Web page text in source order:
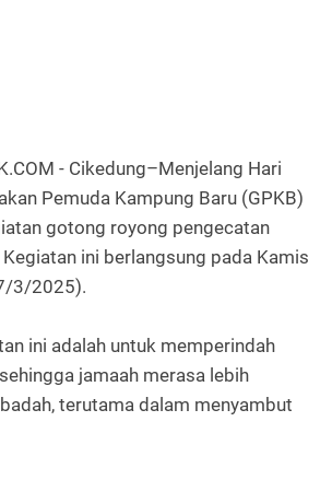
- Cikedung–Menjelang Hari
Pemuda Kampung Baru (GPKB)
gotong royong pengecatan
ini berlangsung pada Kamis
3/2025).
ini adalah untuk memperindah
jamaah merasa lebih
terutama dalam menyambut